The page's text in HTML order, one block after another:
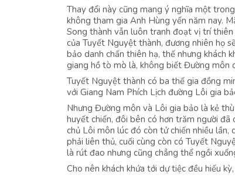
Thay đổi này cũng mang ý nghĩa một
không tham gia Anh Hùng yến năm nay.
Song thành vẫn luôn tranh đoạt vị trí
của Tuyết Nguyệt thành, đương nhiên họ
bảo danh chấn thiên hạ, thế nhưng khách
giang hồ tò mò là, không biết Đường môn
Tuyết Nguyệt thành có ba thế gia đồng
với Giang Nam Phích Lịch đường Lôi gia
Nhưng Đường môn và Lôi gia bảo là kẻ
huyết chiến, đôi bên có hơn trăm người
chủ Lôi môn lúc đó còn tử chiến nhiều
phải liên thủ, cuối cùng còn có Tuyết
là rút đao nhưng cũng chẳng thể ngồi
Cho nên khách khứa tới dự tiệc đều hiếu